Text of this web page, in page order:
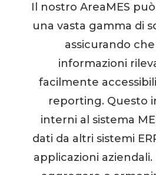
Il nostro AreaMES
una vasta gamma di
assicurando
informazioni
facilmente
reporting. Questo
interni al sistema
dati da altri sistemi
applicazioni aziendali.